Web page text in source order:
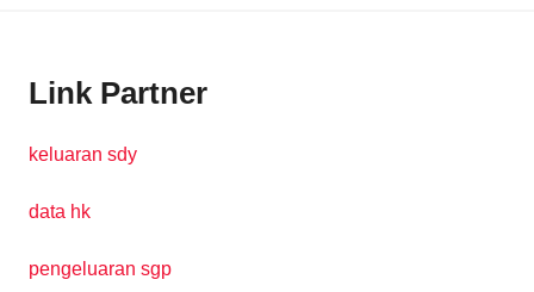
Link Partner
keluaran sdy
data hk
pengeluaran sgp